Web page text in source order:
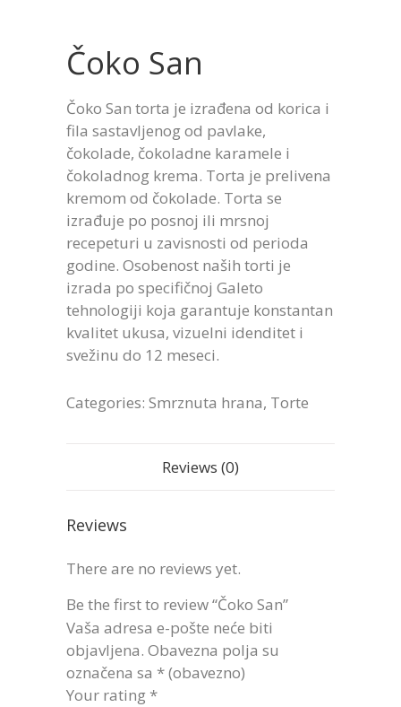
Čoko San
Čoko San torta je izrađena od korica i
fila sastavljenog od pavlake,
čokolade, čokoladne karamele i
čokoladnog krema. Torta je prelivena
kremom od čokolade. Torta se
izrađuje po posnoj ili mrsnoj
recepeturi u zavisnosti od perioda
godine. Osobenost naših torti je
izrada po specifičnoj Galeto
tehnologiji koja garantuje konstantan
kvalitet ukusa, vizuelni idenditet i
svežinu do 12 meseci.
Categories: Smrznuta hrana, Torte
Reviews (0)
Reviews
There are no reviews yet.
Be the first to review “Čoko San”
Vaša adresa e-pošte neće biti
objavljena. Obavezna polja su
označena sa * (obavezno)
Your rating *